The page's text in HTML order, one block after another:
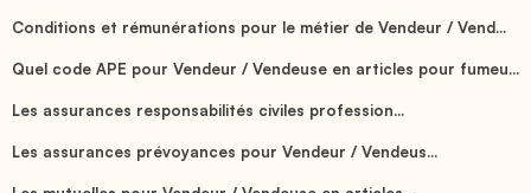
Conditions et rémunérations pour le métier de Vendeur / Vend...
Quel code APE pour Vendeur / Vendeuse en articles pour fumeu...
Les assurances responsabilités civiles profession...
Les assurances prévoyances pour Vendeur / Vendeus...